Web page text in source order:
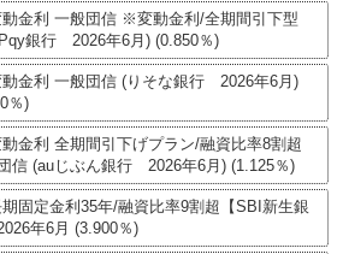
金利 一般団信 ※変動金利/全期間引下型
銀行 2026年6月) (0.850％)
動金利 一般団信 (りそな銀行 2026年6月)
％)
金利 全期間引下げプラン/融資比率8割超
信 (auじぶん銀行 2026年6月) (1.125％)
固定金利35年/融資比率9割超【SBI新生銀
年6月 (3.900％)